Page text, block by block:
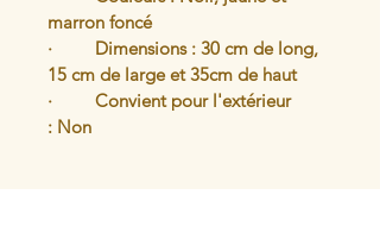
marron foncé
·         Dimensions : 30 cm de long,
15 cm de large et 35cm de haut
·         Convient pour l'extérieur
: Non